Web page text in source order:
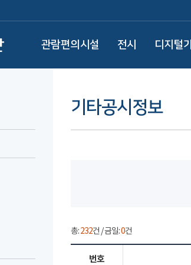
관람편의시설 전시 디지털
기타공시정보
총:232건 / 금일:0건
번호